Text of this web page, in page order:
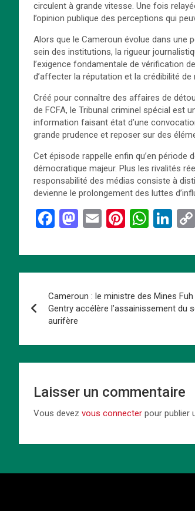
circulent à grande vitesse. Une fois
l’opinion publique des perceptions qui
Alors que le Cameroun évolue dans une
sein des institutions, la rigueur
l’exigence fondamentale de vérification
d’affecter la réputation et la crédibilité de
Créé pour connaître des affaires de
de FCFA, le Tribunal criminel spécial est
information faisant état d’une
grande prudence et reposer sur des
Cet épisode rappelle enfin qu’en
démocratique majeur. Plus les rivalités
responsabilité des médias consiste à
devienne le prolongement des luttes
F
ce
b
o
o
M
st
o
d
o
E
ail
Pi
er
es
t
W
at
s
A
p
Li
ke
dI
n
de
Cameroun : le ministre des Mines
Gentry accélère l’assainissement du
aurifère
Laisser un commentaire
Vous devez vous connecter pour publier